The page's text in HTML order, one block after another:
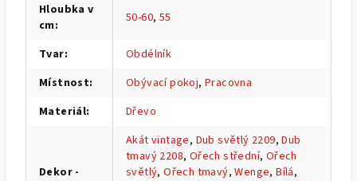
Hloubka v
cm: 50-60, 55
Tvar:
Obdélník
Místnost: Obývací pokoj,Pracovna
Materiál: Dřevo
Dekor -
Akát vintage, Dub světlý 2209,Dub
tmavý 2208, Ořech střední, Ořech
světlý,Ořech tmavý,Wenge,Bílá,